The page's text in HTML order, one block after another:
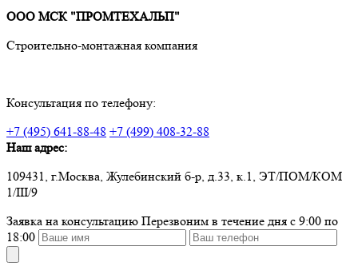
ООО МСК "ПРОМТЕХАЛЬП"
Строительно-монтажная компания
Консультация по телефону:
+7 (495) 641-88-48 +7 (499) 408-32-88
Наш адрес:
109431, г.Москва, Жулебинский б-р, д.33, к.1, ЭТ/ПОМ/КОМ
1/III/9
Заявка на консультацию Перезвоним в течение дня с 9:00 по
18:00